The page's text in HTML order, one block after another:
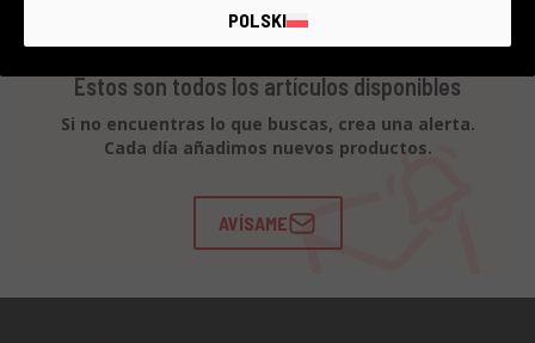
Estos son todos los artículos disponibles
Si no encuentras lo que buscas, crea una alerta.
Cada día añadimos nuevos productos.
AVÍSAME
POLSKI